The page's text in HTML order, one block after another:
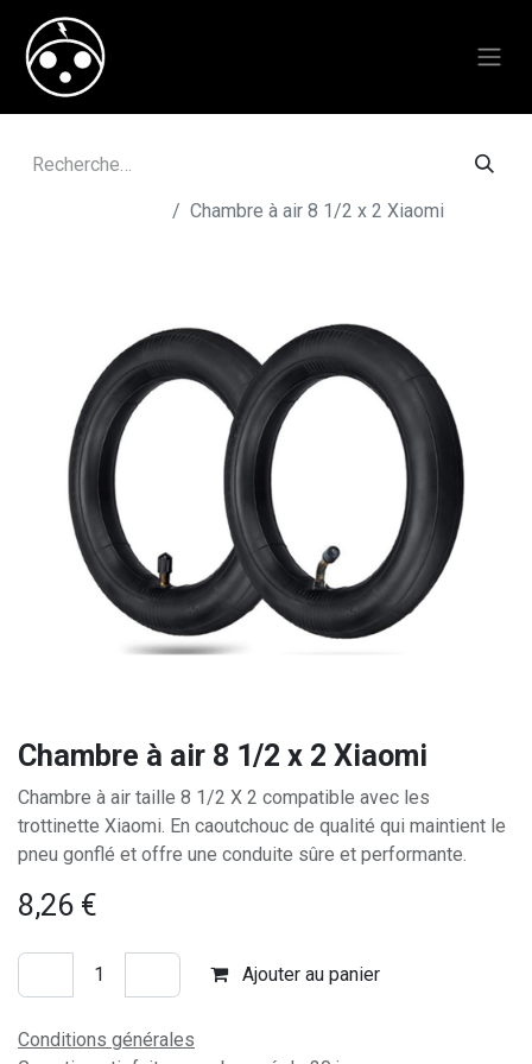
Chambre à air 8 1/2 x 2 Xiaomi
Chambre à air 8 1/2 x 2 Xiaomi
Chambre à air taille 8 1/2 X 2 compatible avec les
trottinette Xiaomi. En caoutchouc de qualité qui maintient le
pneu gonflé et offre une conduite sûre et performante.
8,26 €
Ajouter au panier
Conditions générales